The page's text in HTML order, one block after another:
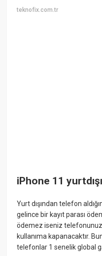
teknofix.com.tr
iPhone 11
Yurt dışından telefon
gelince bir kayıt parası
ödemez iseniz
kullanıma kapanacaktır.
telefonlar 1 senelik global